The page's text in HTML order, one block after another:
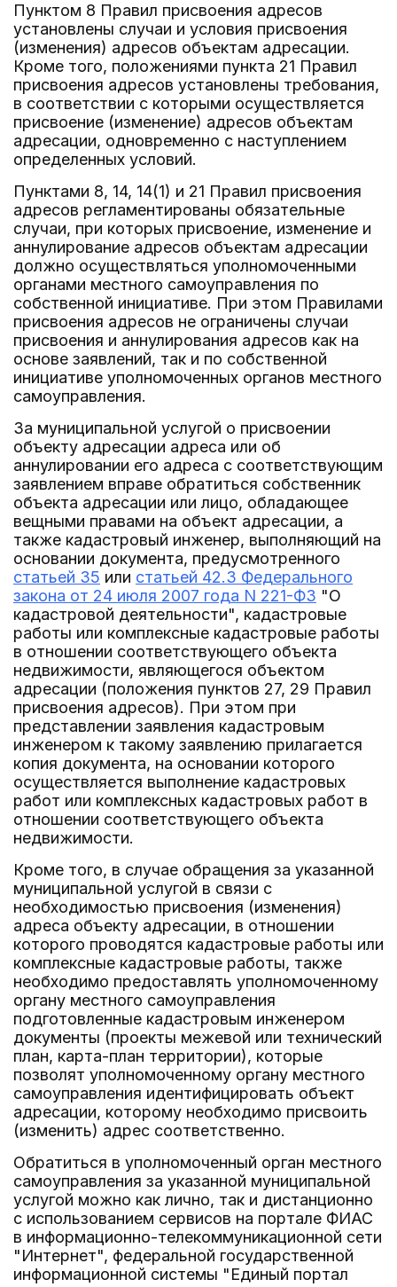
Пунктом 8 Правил присвоения адресов
установлены случаи и условия присвоения
(изменения) адресов объектам адресации.
Кроме того, положениями пункта 21 Правил
присвоения адресов установлены требования,
в соответствии с которыми осуществляется
присвоение (изменение) адресов объектам
адресации, одновременно с наступлением
определенных условий.
Пунктами 8, 14, 14(1) и 21 Правил присвоения
адресов регламентированы обязательные
случаи, при которых присвоение, изменение и
аннулирование адресов объектам адресации
должно осуществляться уполномоченными
органами местного самоуправления по
собственной инициативе. При этом Правилами
присвоения адресов не ограничены случаи
присвоения и аннулирования адресов как на
основе заявлений, так и по собственной
инициативе уполномоченных органов местного
самоуправления.
За муниципальной услугой о присвоении
объекту адресации адреса или об
аннулировании его адреса с соответствующим
заявлением вправе обратиться собственник
объекта адресации или лицо, обладающее
вещными правами на объект адресации, а
также кадастровый инженер, выполняющий на
основании документа, предусмотренного
статьей 35 или статьей 42.3 Федерального
закона от 24 июля 2007 года N 221-ФЗ "О
кадастровой деятельности", кадастровые
работы или комплексные кадастровые работы
в отношении соответствующего объекта
недвижимости, являющегося объектом
адресации (положения пунктов 27, 29 Правил
присвоения адресов). При этом при
представлении заявления кадастровым
инженером к такому заявлению прилагается
копия документа, на основании которого
осуществляется выполнение кадастровых
работ или комплексных кадастровых работ в
отношении соответствующего объекта
недвижимости.
Кроме того, в случае обращения за указанной
муниципальной услугой в связи с
необходимостью присвоения (изменения)
адреса объекту адресации, в отношении
которого проводятся кадастровые работы или
комплексные кадастровые работы, также
необходимо предоставлять уполномоченному
органу местного самоуправления
подготовленные кадастровым инженером
документы (проекты межевой или технический
план, карта-план территории), которые
позволят уполномоченному органу местного
самоуправления идентифицировать объект
адресации, которому необходимо присвоить
(изменить) адрес соответственно.
Обратиться в уполномоченный орган местного
самоуправления за указанной муниципальной
услугой можно как лично, так и дистанционно
с использованием сервисов на портале ФИАС
в информационно-телекоммуникационной сети
"Интернет", федеральной государственной
информационной системы "Единый портал